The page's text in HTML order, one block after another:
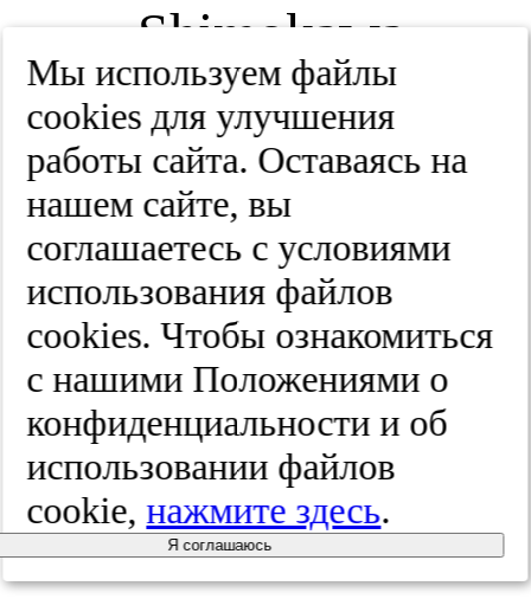
Shimokawa
H, Budi
Siswanto B,
Sliwa K,
Filippatos
G. Heart
failure:
preventing
disease
Мы используем файлы
cооkies для улучшения
работы сайта. Оставаясь на
нашем сайте, вы
соглашаетесь с условиями
использования файлов
cооkies. Чтобы ознакомиться
с нашими Положениями о
конфиденциальности и об
использовании файлов
cookie,нажмите здесь.
Я соглашаюсь